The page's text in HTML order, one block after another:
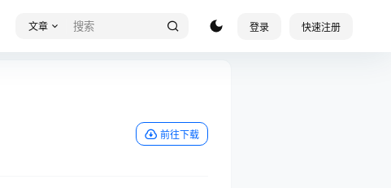
文章 登录 快速注册
前往下载